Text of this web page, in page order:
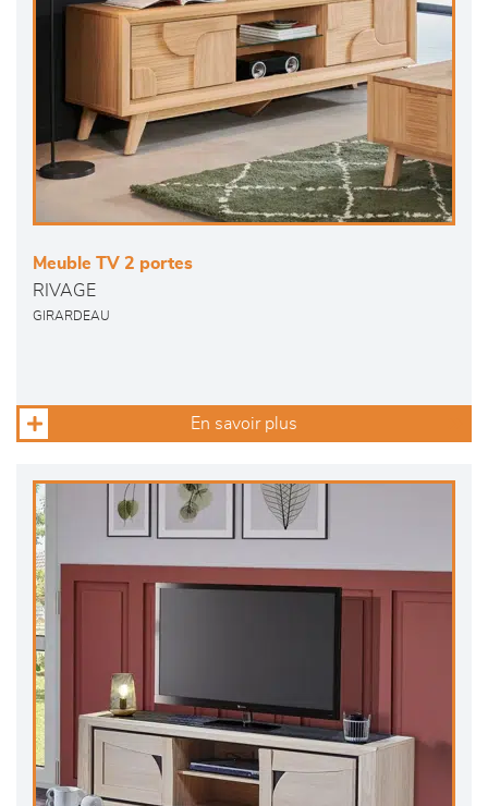
Meuble TV 2 portes
RIVAGE
GIRARDEAU
En savoir plus